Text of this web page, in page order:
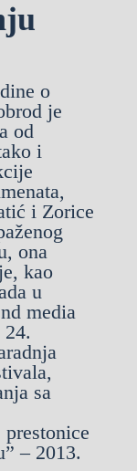
o
je
od
i
i Zorice
ona
kao
u
media
sa
– 2013.